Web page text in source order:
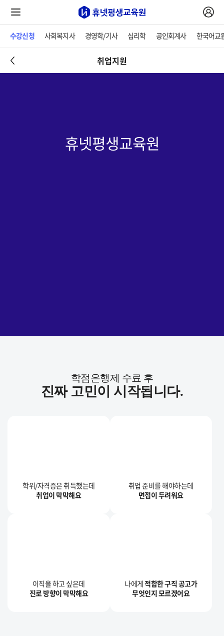
수강신청 사회복지사 경영학/기사 심리학 공인회계사 한국어교
취업지원
휴넷평생교육원
학점은행제 수료 후
진짜 고민이 시작됩니다.
학위/자격증은 취득했는데
취업이 막막해요
취업 준비를 해야하는데
면접이 두려워요
이직을 하고 싶은데
진로 방향이 막막해요
나에게적합한 구직 공고가
무엇인지 모르겠어요